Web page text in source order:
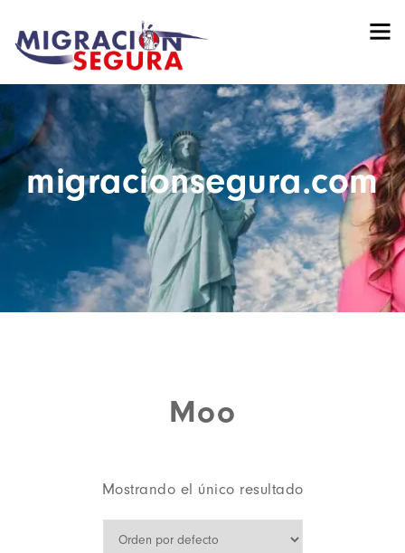
migracionsegura.com
Moo
Mostrando el único resultado